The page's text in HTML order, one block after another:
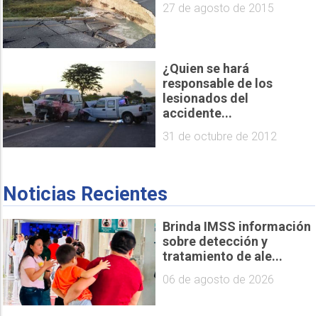
27 de agosto de 2015
¿Quien se hará
responsable de los
lesionados del
accidente...
31 de octubre de 2012
Noticias Recientes
Brinda IMSS información
sobre detección y
tratamiento de ale...
06 de agosto de 2026